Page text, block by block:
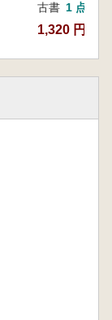
古書 1 点
1,320 円